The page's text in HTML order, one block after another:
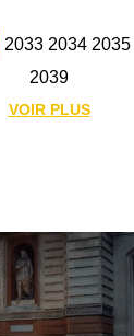
2033 2034 2035
2039
VOIR PLUS